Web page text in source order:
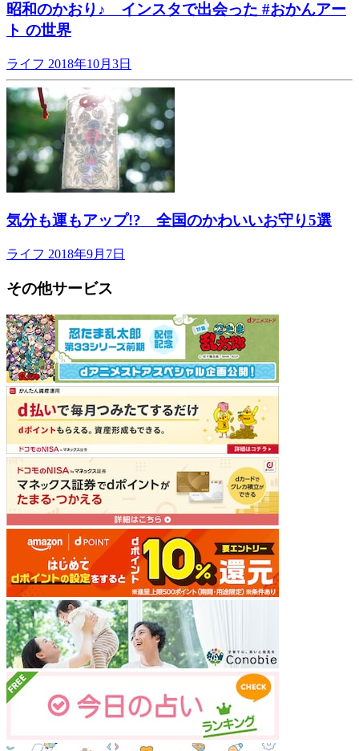
昭和のかおり♪ インスタで出会った #おかんアー
ト の世界
ライフ 2018年10月3日
気分も運もアップ!? 全国のかわいいお守り5選
ライフ 2018年9月7日
その他サービス